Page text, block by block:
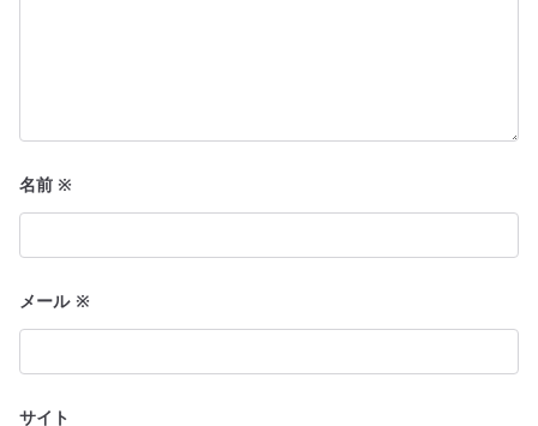
名前※
メール ※
サイト